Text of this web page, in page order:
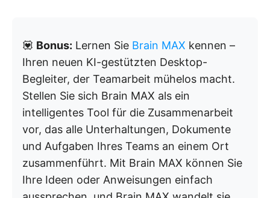
💟 Bonus: Lernen Sie Brain MAX kennen –
Ihren neuen KI-gestützten Desktop-
Begleiter, der Teamarbeit mühelos macht.
Stellen Sie sich Brain MAX als ein
intelligentes Tool für die Zusammenarbeit
vor, das alle Unterhaltungen, Dokumente
und Aufgaben Ihres Teams an einem Ort
zusammenführt. Mit Brain MAX können Sie
Ihre Ideen oder Anweisungen einfach